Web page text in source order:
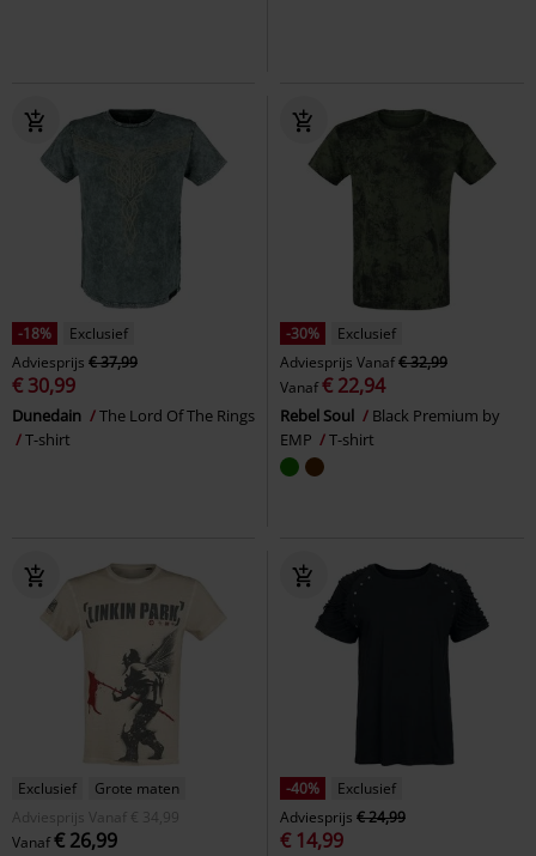
-18%
Exclusief
Adviesprijs € 37,99
€ 30,99
Dunedain
The Lord Of The Rings
T-shirt
-30%
Exclusief
Adviesprijs Vanaf€ 32,99
Vanaf€ 22,94
Rebel Soul
Black Premium by
EMP
T-shirt
Exclusief
Grote maten
Adviesprijs
Vanaf € 34,99
Vanaf€ 26,99
-40%
Exclusief
Adviesprijs € 24,99
€ 14,99